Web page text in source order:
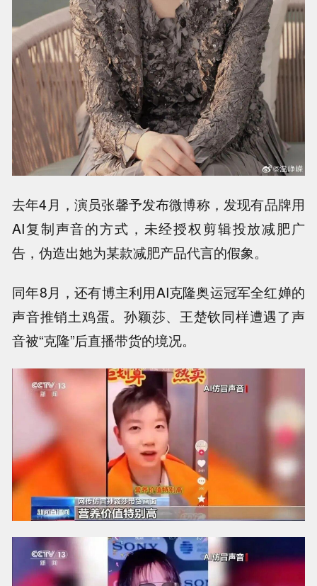
去年4月，演员张馨予发布微博称，发现有品牌用
AI复制声音的方式，未经授权剪辑投放减肥广
告，伪造出她为某款减肥产品代言的假象。
同年8月，还有博主利用AI克隆奥运冠军全红婵的
声音推销土鸡蛋。孙颖莎、王楚钦同样遭遇了声
音被“克隆”后直播带货的境况。